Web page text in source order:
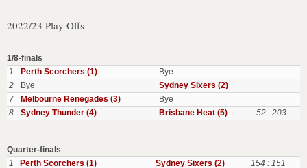
2022/23 Play Offs
1/8-finals
1
Perth Scorchers (1)
Bye
2
Bye
Sydney Sixers (2)
7
Melbourne Renegades (3)
Bye
8
Sydney Thunder (4) Brisbane Heat (5) 52 : 203
Quarter-finals
1
Perth Scorchers (1) Sydney Sixers (2)
154 : 151